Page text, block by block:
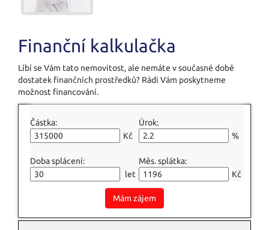
Finanční kalkulačka
Líbí se Vám tato nemovitost, ale nemáte v současné době
dostatek finančních prostředků? Rádi Vám poskytneme
možnost financování.
Částka:
Kč
Úrok:
%
Doba splácení:
let
Měs. splátka:
Kč
Mám zájem